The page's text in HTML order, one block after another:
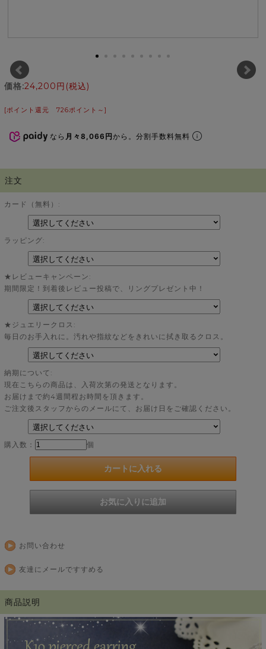
価格:24,200円 (税込)
[ポイント還元 726ポイント～]
なら 月々8,066円から。分割手数料無料
注文
カード（無料）:
ラッピング:
★レビューキャンペーン:
期間限定！到着後レビュー投稿で、リングプレゼント中！
★ジュエリークロス:
毎日のお手入れに。汚れや指紋などをきれいに拭き取るクロス。
納期について:
現在こちらの商品は、入荷次第の発送となります。
お届けまで約4週間程お時間を頂きます。
ご注文後スタッフからのメールにて、お届け日をご確認ください。
購入数： 個
お問い合わせ
友達にメールですすめる
商品説明